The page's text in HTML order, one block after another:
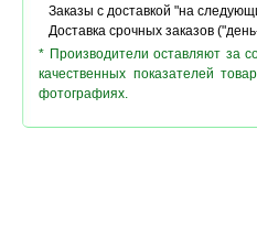
Заказы с доставкой "на
Доставка срочных заказов
* Производители оставляют за
качественных показателей
фотографиях.